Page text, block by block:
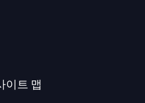
이트 맵